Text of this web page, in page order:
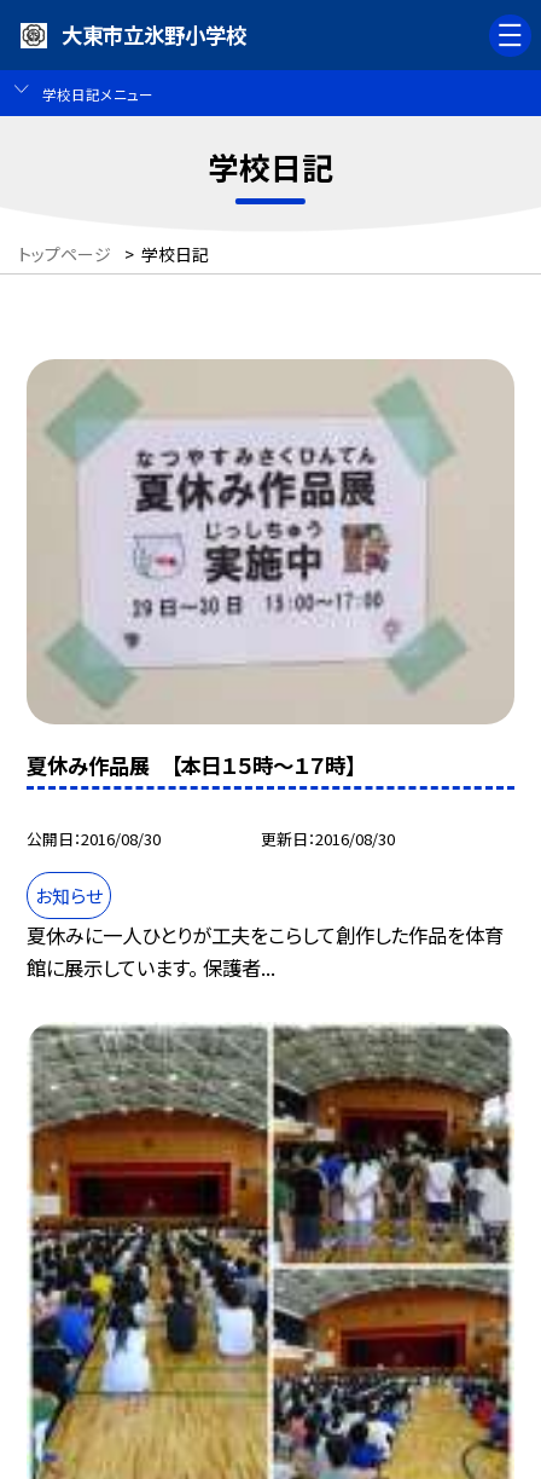
大東市立氷野小学校
学校日記メニュー
学校日記
トップページ > 学校日記
夏休み作品展 【本日１５時〜１７時】
公開日 2016/08/30 更新日 2016/08/30
お知らせ
夏休みに一人ひとりが工夫をこらして創作した作品を体育
館に展示しています。 保護者...